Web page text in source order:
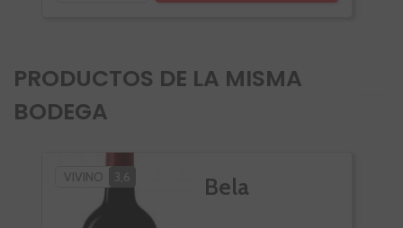
PRODUCTOS DE LA MISMA
BODEGA
VIVINO 3,6 Bela